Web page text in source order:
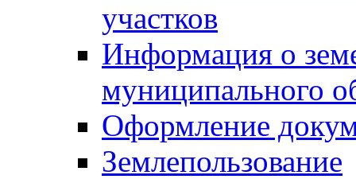
участков
Информация о
муниципального
Оформление
Землепользование